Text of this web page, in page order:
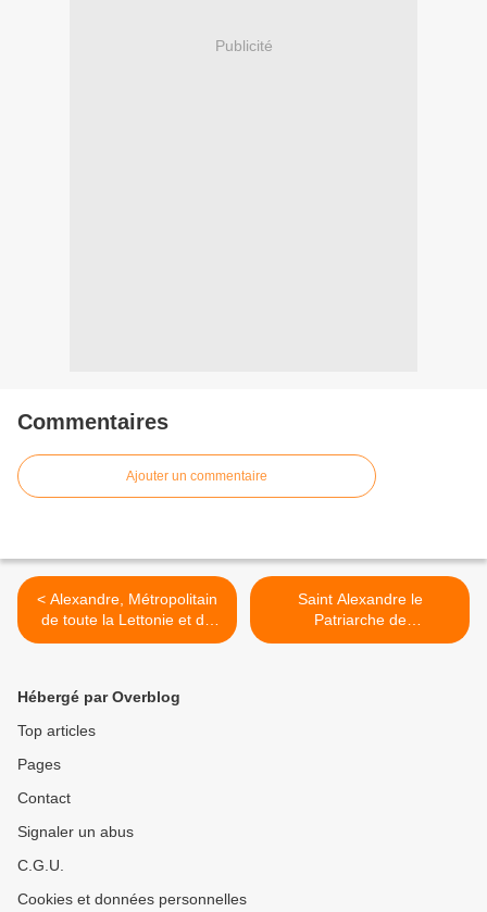
Publicité
Commentaires
Ajouter un commentaire
< Alexandre, Métropolitain
de toute la Lettonie et de
Riga (Aleksandre
Saint Alexandre le
Patriarche de
Constantinople >
Hébergé par Overblog
Top articles
Pages
Contact
Signaler un abus
C.G.U.
Cookies et données personnelles